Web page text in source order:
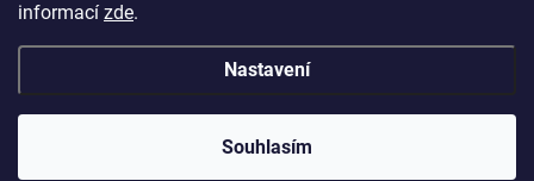
informací zde.
Nastavení
Souhlasím
Sparkshop.cz . Všechna práva vyhrazena.